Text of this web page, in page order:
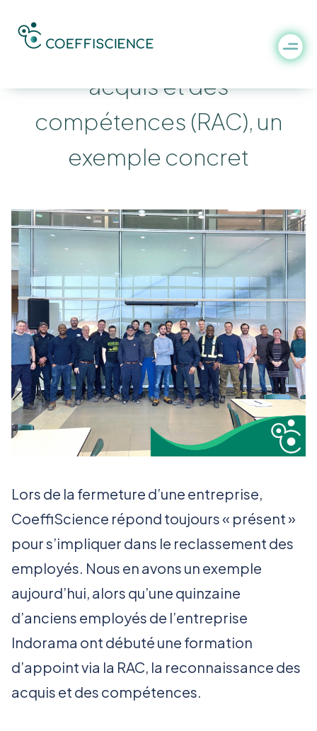
La reconnaissance des
acquis et des
compétences (RAC), un
exemple concret
Lors de la fermeture d’une entreprise,
CoeffiScience répond toujours « présent »
pour s’impliquer dans le reclassement des
employés. Nous en avons un exemple
aujourd’hui, alors qu’une quinzaine
d’anciens employés de l’entreprise
Indorama ont débuté une formation
d’appoint via la RAC, la reconnaissance des
acquis et des compétences.